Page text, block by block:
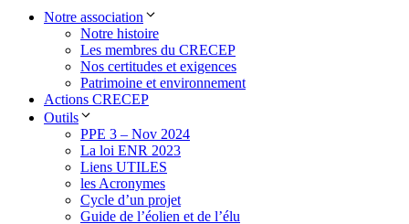
Notre association
Notre histoire
Les membres du CRECEP
Nos certitudes et exigences
Patrimoine et environnement
Actions CRECEP
Outils
PPE 3 – Nov 2024
La loi ENR 2023
Liens UTILES
les Acronymes
Cycle d’un projet
Guide de l’éolien et de l’élu